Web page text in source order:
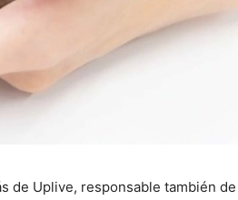
de Uplive, responsable también de